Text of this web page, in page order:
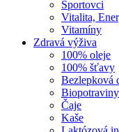
Športovci
Vitalita,
Vitamíny
Zdravá výživa
100% oleje
100% šťavy
Bezlepková
Biopotraviny
Čaje
Kaše